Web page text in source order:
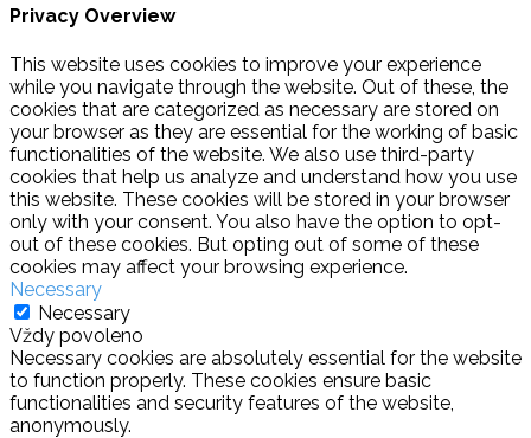
Privacy Overview
This website uses cookies to improve your experience
while you navigate through the website. Out of these, the
cookies that are categorized as necessary are stored on
your browser as they are essential for the working of basic
functionalities of the website. We also use third-party
cookies that help us analyze and understand how you use
this website. These cookies will be stored in your browser
only with your consent. You also have the option to opt-
out of these cookies. But opting out of some of these
cookies may affect your browsing experience.
Necessary
Necessary
Vždy povoleno
Necessary cookies are absolutely essential for the website
to function properly. These cookies ensure basic
functionalities and security features of the website,
anonymously.